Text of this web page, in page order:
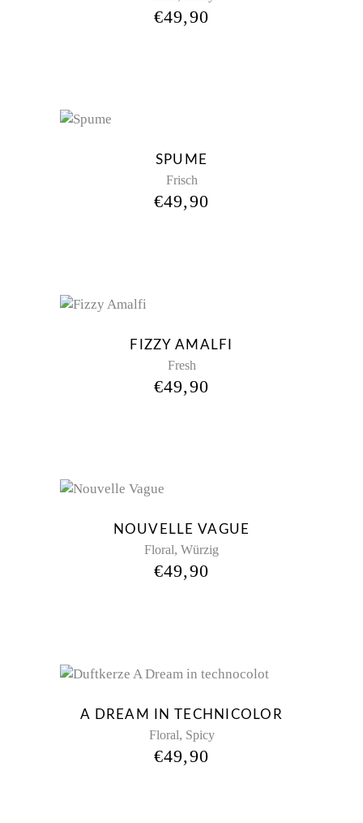
€49,90
SPUME
Frisch
€49,90
FIZZY AMALFI
Fresh
€49,90
NOUVELLE VAGUE
Floral, Würzig
€49,90
A DREAM IN TECHNICOLOR
Floral, Spicy
€49,90